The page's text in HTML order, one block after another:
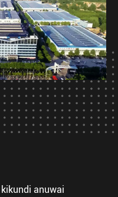
kikundi anuwai